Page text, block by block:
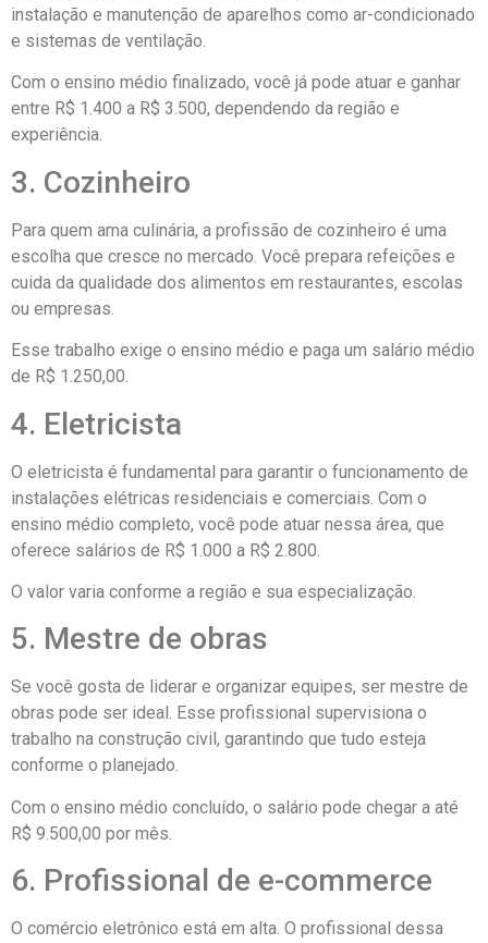
instalação e manutenção de aparelhos como ar-condicionado
e sistemas de ventilação.
Com o ensino médio finalizado, você já pode atuar e ganhar
entre R$ 1.400 a R$ 3.500, dependendo da região e
experiência.
3. Cozinheiro
Para quem ama culinária, a profissão de cozinheiro é uma
escolha que cresce no mercado. Você prepara refeições e
cuida da qualidade dos alimentos em restaurantes, escolas
ou empresas.
Esse trabalho exige o ensino médio e paga um salário médio
de R$ 1.250,00.
4. Eletricista
O eletricista é fundamental para garantir o funcionamento de
instalações elétricas residenciais e comerciais. Com o
ensino médio completo, você pode atuar nessa área, que
oferece salários de R$ 1.000 a R$ 2.800.
O valor varia conforme a região e sua especialização.
5. Mestre de obras
Se você gosta de liderar e organizar equipes, ser mestre de
obras pode ser ideal. Esse profissional supervisiona o
trabalho na construção civil, garantindo que tudo esteja
conforme o planejado.
Com o ensino médio concluído, o salário pode chegar a até
R$ 9.500,00 por mês.
6. Profissional de e-commerce
O comércio eletrônico está em alta. O profissional dessa